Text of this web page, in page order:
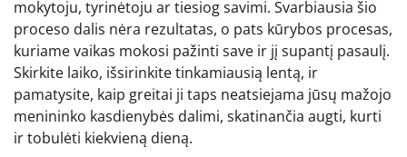
mokytoju, tyrinėtoju ar tiesiog savimi. Svarbiausia šio
proceso dalis nėra rezultatas, o pats kūrybos procesas,
kuriame vaikas mokosi pažinti save ir jį supantį pasaulį.
Skirkite laiko, išsirinkite tinkamiausią lentą, ir
pamatysite, kaip greitai ji taps neatsiejama jūsų mažojo
menininko kasdienybės dalimi, skatinančia augti, kurti
ir tobulėti kiekvieną dieną.